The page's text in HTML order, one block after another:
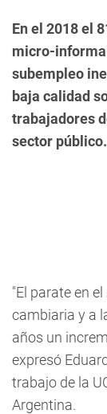
En el 2018 el
micro-
subempleo
baja calidad
trabajadores
sector público.
"El parate en
cambiaria y a
años un
expresó
trabajo de la
Argentina.